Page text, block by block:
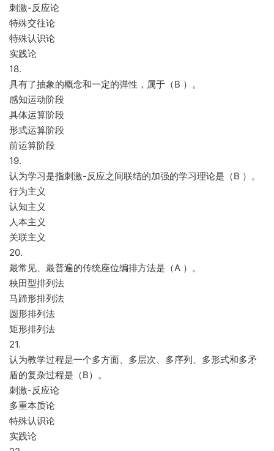
刺激-反应论
特殊交往论
特殊认识论
实践论
18.
具有了抽象的概念和一定的弹性，属于（B ）。
感知运动阶段
具体运算阶段
形式运算阶段
前运算阶段
19.
认为学习是指刺激-反应之间联结的加强的学习理论是（B ）。
行为主义
认知主义
人本主义
关联主义
20.
最常见、最普遍的传统座位编排方法是（A ）。
秧田型排列法
马蹄形排列法
圆形排列法
矩形排列法
21.
认为教学过程是一个多方面、多层次、多序列、多形式和多矛
盾的复杂过程是（B）。
刺激-反应论
多重本质论
特殊认识论
实践论